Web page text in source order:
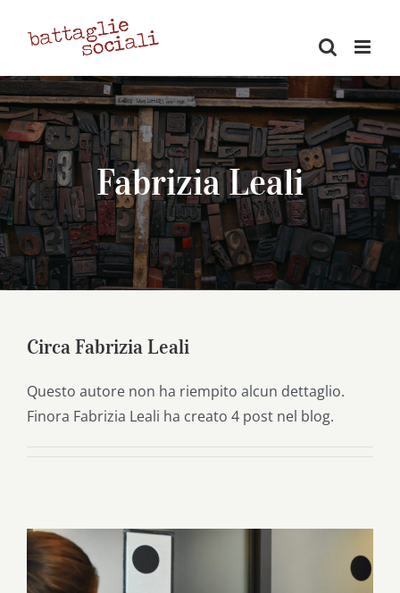
Fabrizia Leali
Circa Fabrizia Leali
Questo autore non ha riempito alcun dettaglio.
Finora Fabrizia Leali ha creato 4 post nel blog.